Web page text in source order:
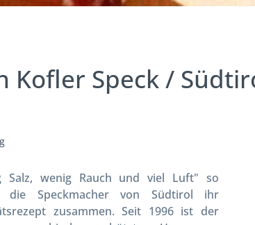
Kofler Speck /
Salz, wenig Rauch und viel Luft" so
die Speckmacher von Südtirol ihr
zusammen. Seit 1996 ist der